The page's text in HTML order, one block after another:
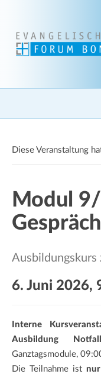
Diese Veranstaltung
Modul
6. Juni 2026,
Interne
Ausbildung
Ganztagsmodule,
Die Teilnahme ist